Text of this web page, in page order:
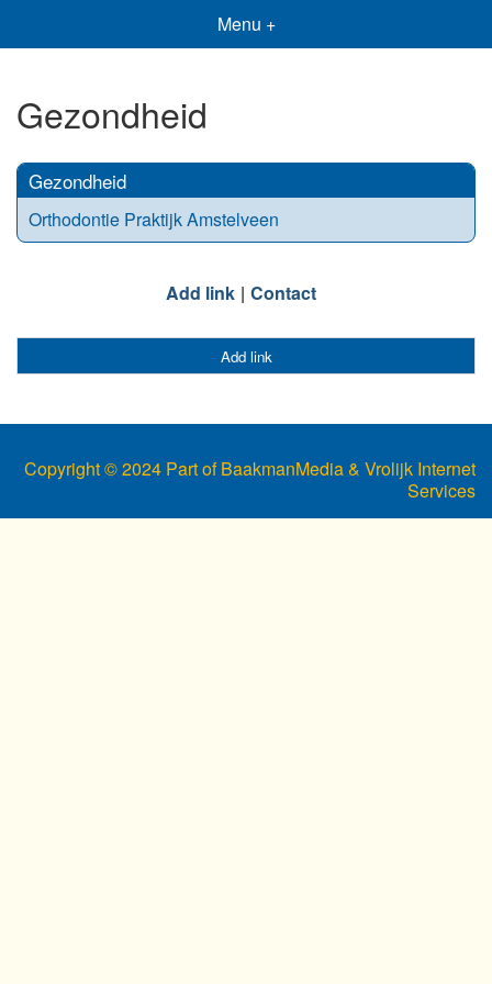
Menu +
Gezondheid
Gezondheid
Orthodontie Praktijk Amstelveen
Add link Contact
Add link
Copyright © 2024 Part of BaakmanMedia & Vrolijk Internet
Services